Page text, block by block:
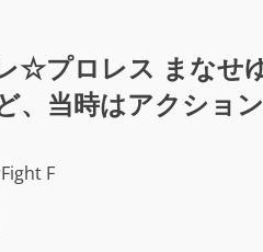
レ☆プロレス まなせ
、当時はアクショ
F